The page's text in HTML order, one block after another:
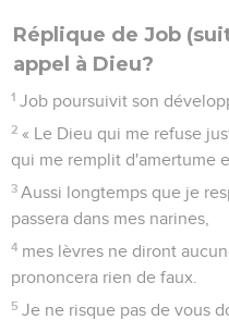
Réplique de Job
appel à Dieu?
1 Job poursuivit son
2 « Le Dieu qui me refuse
qui me remplit d'amertume
3 Aussi longtemps que je
passera dans mes narines,
4 mes lèvres ne diront
prononcera rien de faux.
5 Je ne risque pas de vous